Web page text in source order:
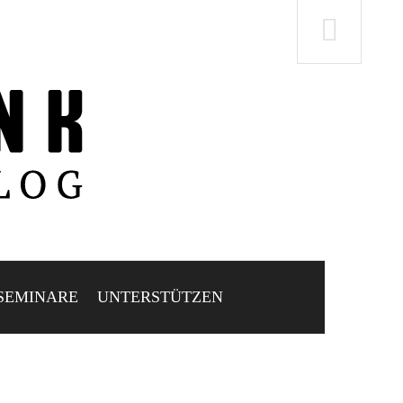
UNTERSTÜTZEN